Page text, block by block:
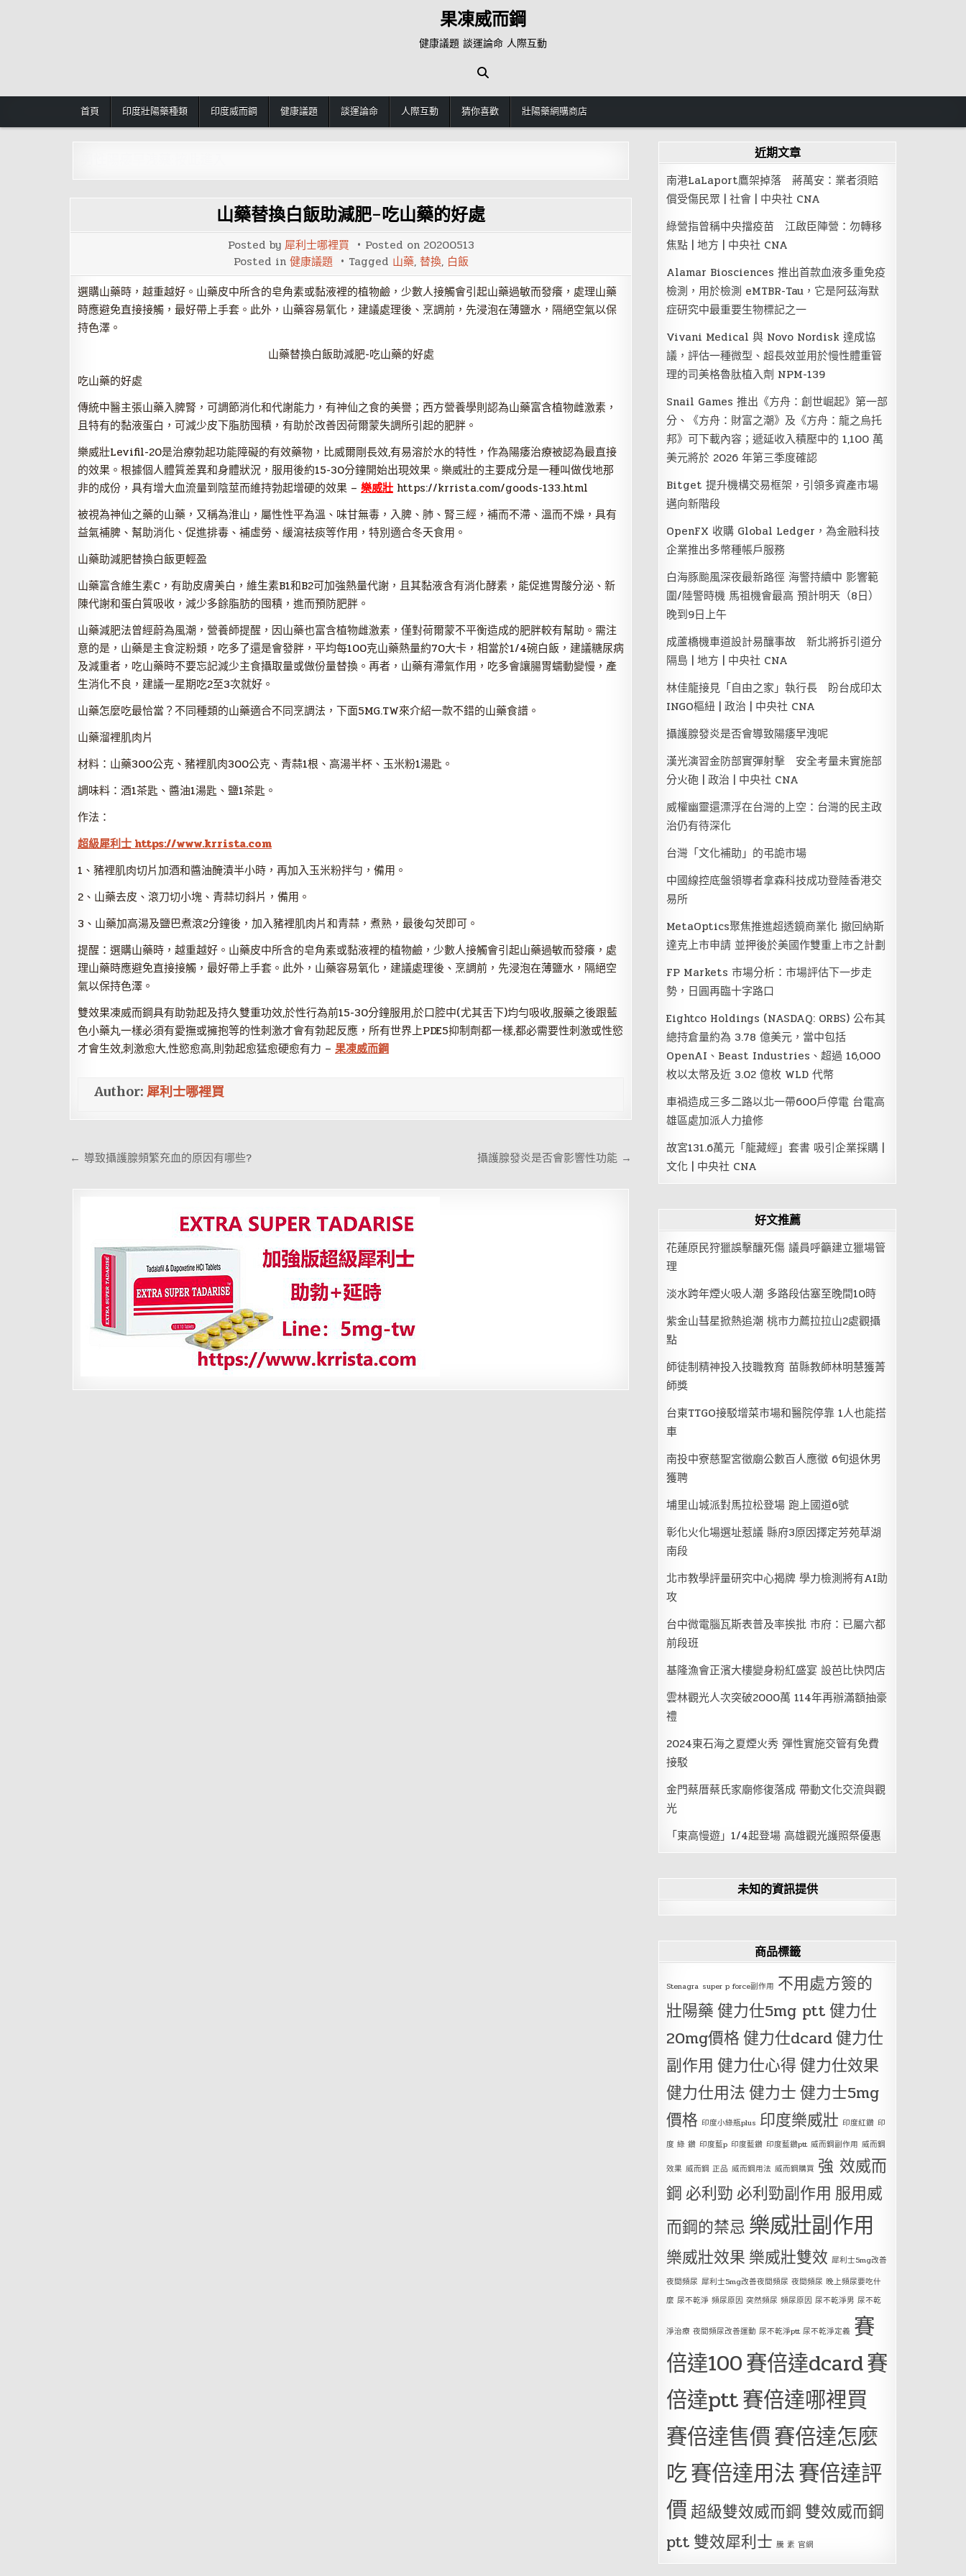
果凍威而鋼
健康議題 談運論命 人際互動
首頁 印度壯陽藥種類 印度威而鋼 健康議題 談運論命 人際互動 猜你喜歡 壯陽藥網購商店
山藥替換白飯助減肥-吃山藥的好處
Posted by 犀利士哪裡買 Posted on 20200513
Posted in 健康議題 Tagged 山藥, 替換, 白飯
選購山藥時，越重越好。山藥皮中所含的皂角素或黏液裡的植物鹼，少數人接觸會引起山藥過敏而發癢，處理山藥
時應避免直接接觸，最好帶上手套。此外，山藥容易氧化，建議處理後、烹調前，先浸泡在薄鹽水，隔絕空氣以保
持色澤。
山藥替換白飯助減肥-吃山藥的好處
吃山藥的好處
傳統中醫主張山藥入脾腎，可調節消化和代謝能力，有神仙之食的美譽；西方營養學則認為山藥富含植物雌激素，
且特有的黏液蛋白，可減少皮下脂肪囤積，有助於改善因荷爾蒙失調所引起的肥胖。
樂威壯Levifil-20是治療勃起功能障礙的有效藥物，比威爾剛長效,有易溶於水的特性，作為陽痿治療被認為最直接
的效果。根據個人體質差異和身體狀況，服用後約15-30分鐘開始出現效果。樂威壯的主要成分是一種叫做伐地那
非的成份，具有增大血流量到陰莖而維持勃起增硬的效果 – 樂威壯 https://krrista.com/goods-133.html
被視為神仙之藥的山藥，又稱為淮山，屬性性平為溫、味甘無毒，入脾、肺、腎三經，補而不滯、溫而不燥，具有
益氣補脾、幫助消化、促進排毒、補虛勞、緩瀉袪痰等作用，特別適合冬天食用。
山藥助減肥替換白飯更輕盈
山藥富含維生素C，有助皮膚美白，維生素B1和B2可加強熱量代謝，且其黏液含有消化酵素，能促進胃酸分泌、新
陳代謝和蛋白質吸收，減少多餘脂肪的囤積，進而預防肥胖。
山藥減肥法曾經蔚為風潮，營養師提醒，因山藥也富含植物雌激素，僅對荷爾蒙不平衡造成的肥胖較有幫助。需注
意的是，山藥是主食淀粉類，吃多了還是會發胖，平均每100克山藥熱量約70大卡，相當於1/4碗白飯，建議糖尿病
及減重者，吃山藥時不要忘記減少主食攝取量或做份量替換。再者，山藥有滯氣作用，吃多會讓腸胃蠕動變慢，產
生消化不良，建議一星期吃2至3次就好。
山藥怎麼吃最恰當？不同種類的山藥適合不同烹調法，下面5MG.TW來介紹一款不錯的山藥食譜。
山藥溜裡肌肉片
材料：山藥300公克、豬裡肌肉300公克、青蒜1根、高湯半杯、玉米粉1湯匙。
調味料：酒1茶匙、醬油1湯匙、鹽1茶匙。
作法：
超級犀利士 https://www.krrista.com
1、豬裡肌肉切片加酒和醬油醃漬半小時，再加入玉米粉拌勻，備用。
2、山藥去皮、滾刀切小塊、青蒜切斜片，備用。
3、山藥加高湯及鹽巴煮滾2分鐘後，加入豬裡肌肉片和青蒜，煮熟，最後勾芡即可。
提醒：選購山藥時，越重越好。山藥皮中所含的皂角素或黏液裡的植物鹼，少數人接觸會引起山藥過敏而發癢，處
理山藥時應避免直接接觸，最好帶上手套。此外，山藥容易氧化，建議處理後、烹調前，先浸泡在薄鹽水，隔絕空
氣以保持色澤。
雙效果凍威而鋼具有助勃起及持久雙重功效,於性行為前15-30分鐘服用,於口腔中(尤其舌下)均勻吸收,服藥之後跟藍
色小藥丸一樣必須有愛撫或擁抱等的性刺激才會有勃起反應，所有世界上PDE5抑制劑都一樣,都必需要性刺激或性慾
才會生效,刺激愈大,性慾愈高,則勃起愈猛愈硬愈有力 – 果凍威而鋼
Author: 犀利士哪裡買
文 攝護腺發炎是否會影響性功能 →
← 導致攝護腺頻繁充血的原因有哪些?
近期文章
南港LaLaport鷹架掉落 蔣萬安：業者須賠
償受傷民眾 | 社會 | 中央社 CNA
綠營指曾稱中央擋疫苗 江啟臣陣營：勿轉移
焦點 | 地方 | 中央社 CNA
Alamar Biosciences 推出首款血液多重免疫
檢測，用於檢測 eMTBR-Tau，它是阿茲海默
症研究中最重要生物標記之一
Vivani Medical 與 Novo Nordisk 達成協
議，評估一種微型、超長效並用於慢性體重管
理的司美格魯肽植入劑 NPM-139
Snail Games 推出《方舟：創世崛起》第一部
分、《方舟：財富之潮》及《方舟：龍之烏托
邦》可下載內容；遞延收入積壓中的 1,100 萬
美元將於 2026 年第三季度確認
Bitget 提升機構交易框架，引領多資產市場
邁向新階段
OpenFX 收購 Global Ledger，為金融科技
企業推出多幣種帳戶服務
白海豚颱風深夜最新路徑 海警持續中 影響範
圍/陸警時機 馬祖機會最高 預計明天（8日）
晚到9日上午
成蘆橋機車道設計易釀事故 新北將拆引道分
隔島 | 地方 | 中央社 CNA
林佳龍接見「自由之家」執行長 盼台成印太
INGO樞紐 | 政治 | 中央社 CNA
攝護腺發炎是否會導致陽痿早洩呢
漢光演習金防部實彈射擊 安全考量未實施部
分火砲 | 政治 | 中央社 CNA
威權幽靈還漂浮在台灣的上空：台灣的民主政
治仍有待深化
台灣「文化補助」的弔詭市場
中國線控底盤領導者拿森科技成功登陸香港交
易所
MetaOptics聚焦推進超透鏡商業化 撤回納斯
達克上市申請 並押後於美國作雙重上市之計劃
FP Markets 市場分析：市場評估下一步走
勢，日圓再臨十字路口
Eightco Holdings (NASDAQ: ORBS) 公布其
總持倉量約為 3.78 億美元，當中包括
OpenAI、Beast Industries、超過 16,000
枚以太幣及近 3.02 億枚 WLD 代幣
車禍造成三多二路以北一帶600戶停電 台電高
雄區處加派人力搶修
故宮131.6萬元「龍藏經」套書 吸引企業採購 |
文化 | 中央社 CNA
好文推薦
花蓮原民狩獵誤擊釀死傷 議員呼籲建立獵場管
理
淡水跨年煙火吸人潮 多路段估塞至晚間10時
紫金山彗星掀熱追潮 桃市力薦拉拉山2處觀攝
點
師徒制精神投入技職教育 苗縣教師林明慧獲菁
師獎
台東TTGO接駁增菜市場和醫院停靠 1人也能搭
車
南投中寮慈聖宮徵廟公數百人應徵 6旬退休男
獲聘
埔里山城派對馬拉松登場 跑上國道6號
彰化火化場選址惹議 縣府3原因擇定芳苑草湖
南段
北市教學評量研究中心揭牌 學力檢測將有AI助
攻
台中微電腦瓦斯表普及率挨批 市府：已屬六都
前段班
基隆漁會正濱大樓變身粉紅盛宴 設芭比快閃店
雲林觀光人次突破2000萬 114年再辦滿額抽豪
禮
2024東石海之夏煙火秀 彈性實施交管有免費
接駁
金門蔡厝蔡氏家廟修復落成 帶動文化交流與觀
光
「東高慢遊」1/4起登場 高雄觀光護照祭優惠
未知的資訊提供
商品標籤
Stenagra super p force副作用 不用處方簽的
壯陽藥健力仕5mg ptt健力仕
20mg價格健力仕dcard健力仕
副作用 健力仕心得健力仕效果
健力仕用法健力士健力士5mg
價格 印度小綠瓶plus 印度樂威壯 印度紅鑽 印
度 綠 鑽 印度藍p 印度藍鑽 印度藍鑽ptt 威而鋼副作用 威而鋼
效果 威而鋼 正品 威而鋼用法 威而鋼購買 強 效威而
鋼 必利勁 必利勁副作用 服用威
而鋼的禁忌 樂威壯副作用
樂威壯效果 樂威壯雙效 犀利士5mg改善
夜間頻尿 犀利士5mg改善夜間頻尿 夜間頻尿 晚上頻尿要吃什
麼 尿不乾淨 頻尿原因 突然頻尿 頻尿原因 尿不乾淨男 尿不乾
淨治療 夜間頻尿改善運動 尿不乾淨ptt 尿不乾淨定義 賽
倍達100賽倍達dcard賽
倍達ptt賽倍達哪裡買
賽倍達售價賽倍達怎麼
吃賽倍達用法賽倍達評
價超級雙效威而鋼 雙效威而鋼
ptt 雙效犀利士 騰 素 官網